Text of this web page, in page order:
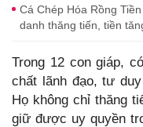
Cá Chép Hóa Rồng
danh thăng tiến, tiền
Trong 12 con giáp,
chất lãnh đạo, tư
Họ không chỉ thăng
giữ được uy quyền